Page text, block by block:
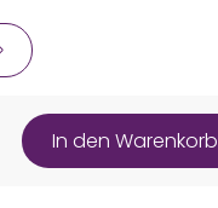
In den Warenkorb